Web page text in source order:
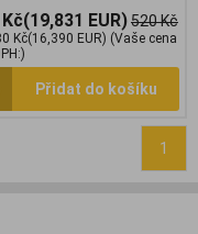
(19,831 EUR)520 Kč
Kč(16,390 EUR) (Vaše cena
Přidat do košíku
1